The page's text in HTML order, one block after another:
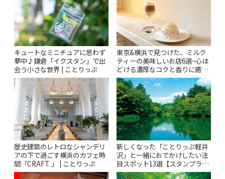
キュートなミニチュアに思わず
夢中♪鎌倉「イクスタン」で出
会う小さな世界 | ことりっぷ
東京&横浜で見つけた、ミルク
ティーの美味しいお店6選~心ほ
どける濃厚なコクと香りに癒や
されるティータイム~ | ことりっ
ぷ
歴史建築のレトロなシャンデリ
アの下で過ごす横浜のカフェ時
間「CRAFT. 」 | ことりっぷ
新しくなった「ことりっぷ軽井
沢」と一緒におでかけしたい注
目スポット13選【スタンプラリ
ー開催中】 | ことりっぷ